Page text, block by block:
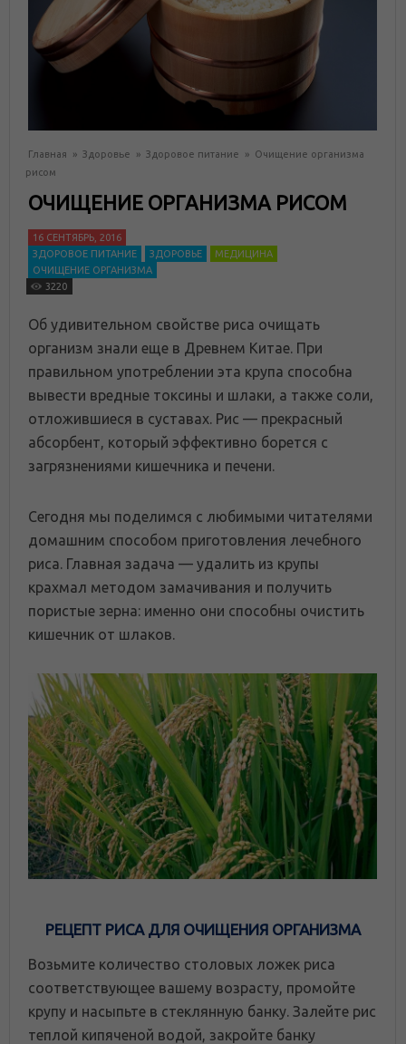
Главная » Здоровье » Здоровое питание » Очищение организма
рисом
ОЧИЩЕНИЕ ОРГАНИЗМА РИСОМ
16 СЕНТЯБРЬ, 2016
ЗДОРОВОЕ ПИТАНИЕ
ЗДОРОВЬЕ
МЕДИЦИНА
ОЧИЩЕНИЕ ОРГАНИЗМА
3220
Об удивительном свойстве риса очищать
организм знали еще в Древнем Китае. При
правильном употреблении эта крупа способна
вывести вредные токсины и шлаки, а также соли,
отложившиеся в суставах. Рис — прекрасный
абсорбент, который эффективно борется с
загрязнениями кишечника и печени.
Сегодня мы поделимся с любимыми читателями
домашним способом приготовления лечебного
риса. Главная задача — удалить из крупы
крахмал методом замачивания и получить
пористые зерна: именно они способны очистить
кишечник от шлаков.
РЕЦЕПТ РИСА ДЛЯ ОЧИЩЕНИЯ ОРГАНИЗМА
Возьмите количество столовых ложек риса
соответствующее вашему возрасту, промойте
крупу и насыпьте в стеклянную банку. Залейте рис
теплой кипяченой водой, закройте банку